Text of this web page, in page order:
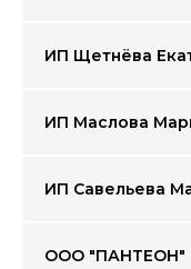
ИП Щетнёва
ИП Маслова
ИП Савельева
ООО "ПАНТЕОН"